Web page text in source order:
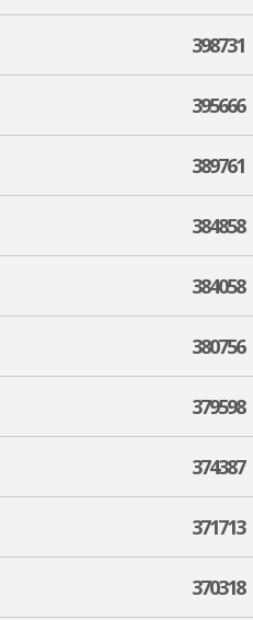
398731
395666
389761
384858
384058
380756
379598
374387
371713
370318